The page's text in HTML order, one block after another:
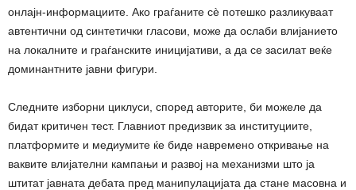
онлајн-информациите. Ако граѓаните сè потешко разликуваат
автентични од синтетички гласови, може да ослаби влијанието
на локалните и граѓанските иницијативи, а да се засилат веќе
доминантните јавни фигури.
Следните изборни циклуси, според авторите, би можеле да
бидат критичен тест. Главниот предизвик за институциите,
платформите и медиумите ќе биде навремено откривање на
ваквите влијателни кампањи и развој на механизми што ја
штитат јавната дебата пред манипулацијата да стане масовна и